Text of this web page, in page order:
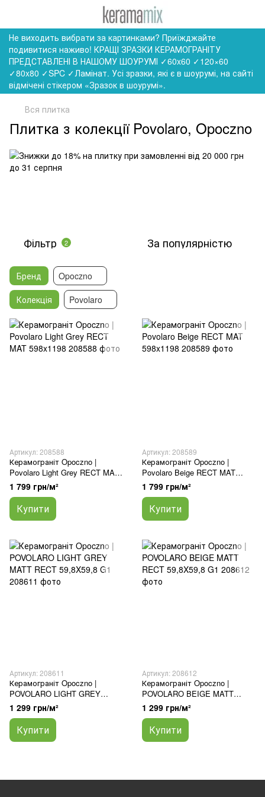
Не виходить вибрати за картинками? Приїжджайте
подивитися наживо! КРАЩІ ЗРАЗКИ КЕРАМОГРАНІТУ
ПРЕДСТАВЛЕНІ В НАШОМУ ШОУРУМІ ✓60x60 ✓120×60
✓80x80 ✓SPC ✓Ламінат. Усі зразки, які є в шоурумі, на сайті
відмічені стікером «Зразок в шоурумі».
Вся плитка
Плитка з колекції Povolaro, Opoczno
Фільтр 2 За популярністю
Бренд
Opoczno
Колекція
Povolaro
Артикул: 208588
Керамограніт Opoczno |
Povolaro Light Grey RECT MAT
598x1198
1 799 грн/м²
Купити
Артикул: 208589
Керамограніт Opoczno |
Povolaro Beige RECT MAT
598x1198
1 799 грн/м²
Купити
Артикул: 208611
Керамограніт Opoczno |
POVOLARO LIGHT GREY
MATT RECT 59,8X59,8 G1
1 299 грн/м²
Купити
Артикул: 208612
Керамограніт Opoczno |
POVOLARO BEIGE MATT
RECT 59,8X59,8 G1
1 299 грн/м²
Купити